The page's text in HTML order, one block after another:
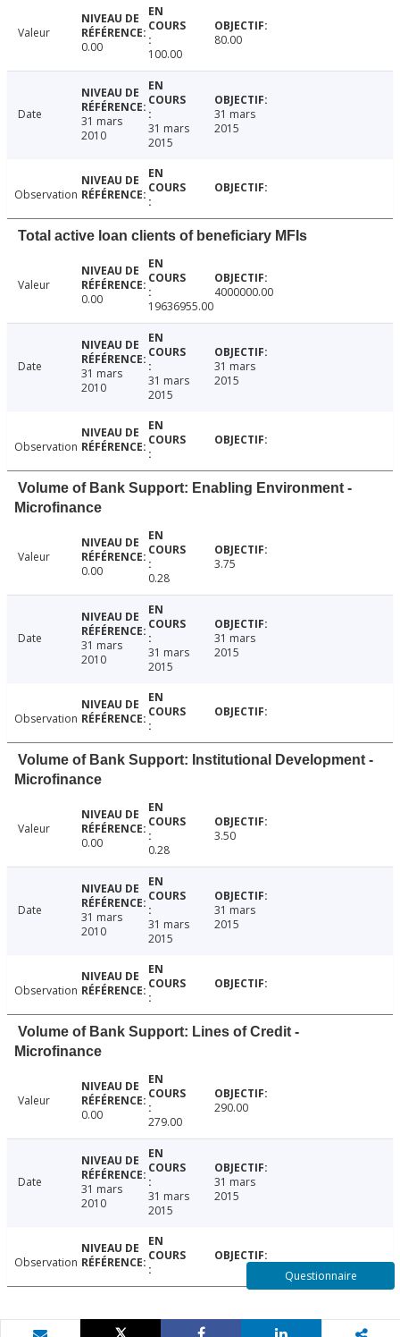
Valeur
0.00
100.00
80.00
Date
31 mars
2010
31 mars
2015
31 mars
2015
Observation
Total active loan clients of beneficiary MFIs
Valeur
0.00
19636955.00
4000000.00
Date
31 mars
2010
31 mars
2015
31 mars
2015
Observation
Volume of Bank Support: Enabling Environment -
Microfinance
Valeur
0.00
0.28
3.75
Date
31 mars
2010
31 mars
2015
31 mars
2015
Observation
Volume of Bank Support: Institutional Development -
Microfinance
Valeur
0.00
0.28
3.50
Date
31 mars
2010
31 mars
2015
31 mars
2015
Observation
Volume of Bank Support: Lines of Credit -
Microfinance
Valeur
0.00
279.00
290.00
Date
31 mars
2010
31 mars
2015
31 mars
2015
Observation
Questionnaire